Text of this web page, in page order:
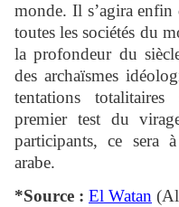
monde. Il s’agira
toutes les sociétés du
la profondeur du
des archaïsmes
tentations
premier test du
participants, ce sera
arabe.
*Source : El Watan